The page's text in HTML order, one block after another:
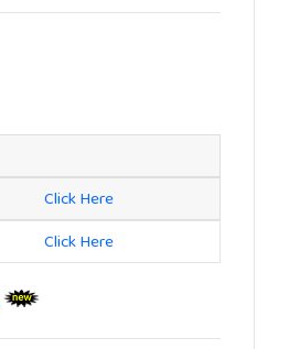
Click Here
Click Here